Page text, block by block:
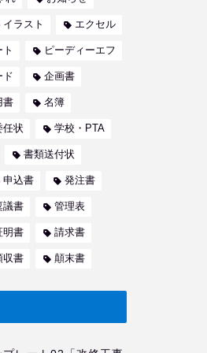
イラスト エクセル
ピーディーエフ
ド 企画書
書 名簿
任状 学校・PTA
書類送付状
申込書 発注書
議書 管理表
明書 請求書
収書 顛末書